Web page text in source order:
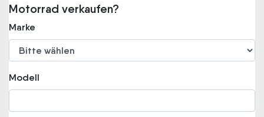
Motorrad verkaufen?
Marke
Modell